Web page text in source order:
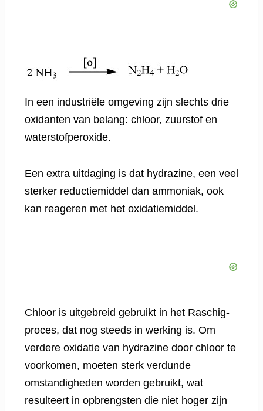
In een industriële omgeving zijn slechts drie
oxidanten van belang: chloor, zuurstof en
waterstofperoxide.
Een extra uitdaging is dat hydrazine, een veel
sterker reductiemiddel dan ammoniak, ook
kan reageren met het oxidatiemiddel.
Chloor is uitgebreid gebruikt in het Raschig-
proces, dat nog steeds in werking is. Om
verdere oxidatie van hydrazine door chloor te
voorkomen, moeten sterk verdunde
omstandigheden worden gebruikt, wat
resulteert in opbrengsten die niet hoger zijn